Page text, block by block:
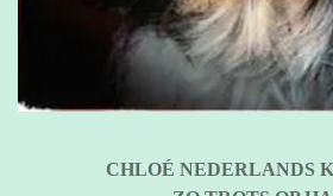
CHLOÉ NEDERLANDS